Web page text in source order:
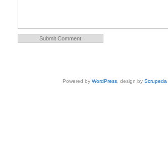
Powered byWordPress , design byScrupeda